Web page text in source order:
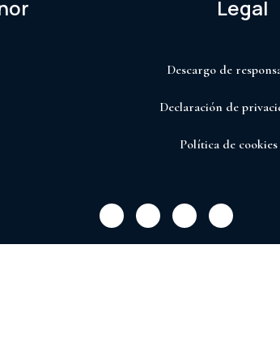
Legal
Descargo de
Declaración de
Política de